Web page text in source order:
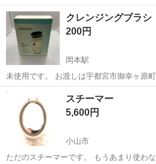
クレンジングブラ
200円
岡本駅
未使用です。 お渡しは宇都宮市御幸ヶ原町くすりのアオキ駐車場にて
お願いします。 不規則な仕事をしている
かご提案いただけると助かります。 10円玉、1円玉でのお支払いはお
断りさせていただきま...
スチーマー
5,600円
小山市
ただのスチーマーです。 もうあまり使わ